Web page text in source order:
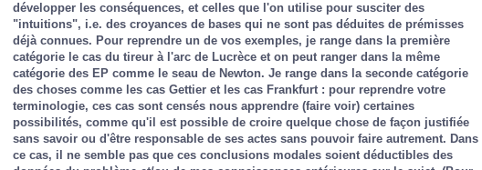
développer les conséquences, et celles que l'on utilise pour susciter des
"intuitions", i.e. des croyances de bases qui ne sont pas déduites de prémisses
déjà connues. Pour reprendre un de vos exemples, je range dans la première
catégorie le cas du tireur à l'arc de Lucrèce et on peut ranger dans la même
catégorie des EP comme le seau de Newton. Je range dans la seconde catégorie
des choses comme les cas Gettier et les cas Frankfurt : pour reprendre votre
terminologie, ces cas sont censés nous apprendre (faire voir) certaines
possibilités, comme qu'il est possible de croire quelque chose de façon justifiée
sans savoir ou d'être responsable de ses actes sans pouvoir faire autrement. Dans
ce cas, il ne semble pas que ces conclusions modales soient déductibles des